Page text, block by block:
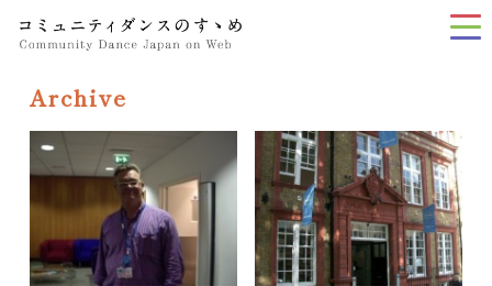
Archive